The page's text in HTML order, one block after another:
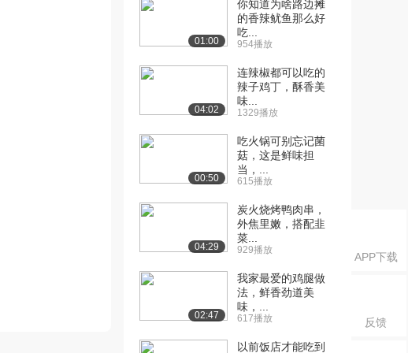
APP下载
反馈
01:00
你知道为啥路边摊
的香辣鱿鱼那么好
吃...
954播放
04:02
连辣椒都可以吃的
辣子鸡丁，酥香美
味...
1329播放
00:50
吃火锅可别忘记菌
菇，这是鲜味担
当，...
615播放
04:29
炭火烧烤鸭肉串，
外焦里嫩，搭配韭
菜...
929播放
02:47
我家最爱的鸡腿做
法，鲜香劲道美
味，...
617播放
以前饭店才能吃到